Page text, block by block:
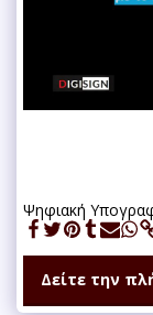
Ψηφιακή
Δείτε την